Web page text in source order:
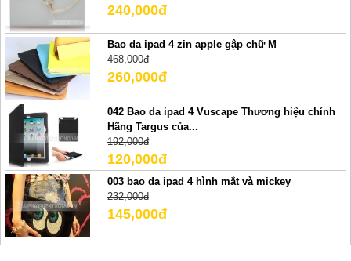
240,000đ
Bao da ipad 4 zin apple gập chữ M
468,000đ
260,000đ
042 Bao da ipad 4 Vuscape Thương hiệu chính
Hãng Targus của...
192,000đ
120,000đ
003 bao da ipad 4 hình mắt và mickey
232,000đ
145,000đ